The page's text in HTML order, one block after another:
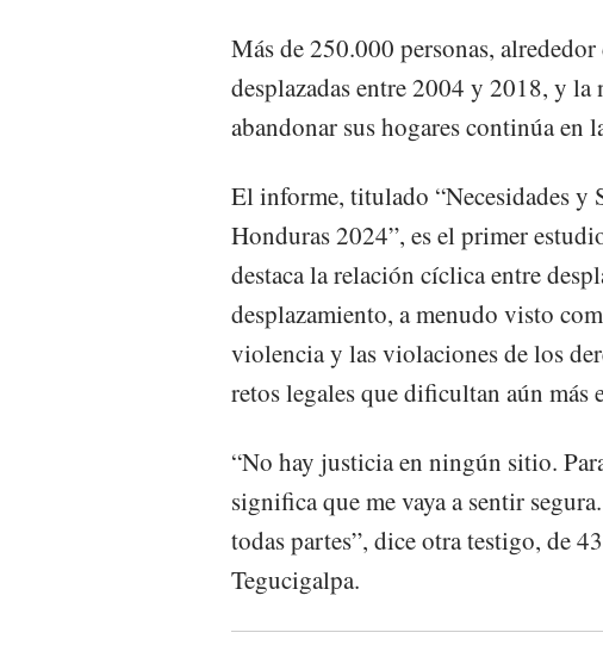
Más de 250.000 personas,
desplazadas entre 2004 y 2018, y la
abandonar sus hogares continúa en
El informe, titulado “Necesidades y
Honduras 2024”, es el primer
destaca la relación cíclica entre
desplazamiento, a menudo visto
violencia y las violaciones de los
retos legales que dificultan aún más
“No hay justicia en ningún sitio.
significa que me vaya a sentir
todas partes”, dice otra testigo, de
Tegucigalpa.